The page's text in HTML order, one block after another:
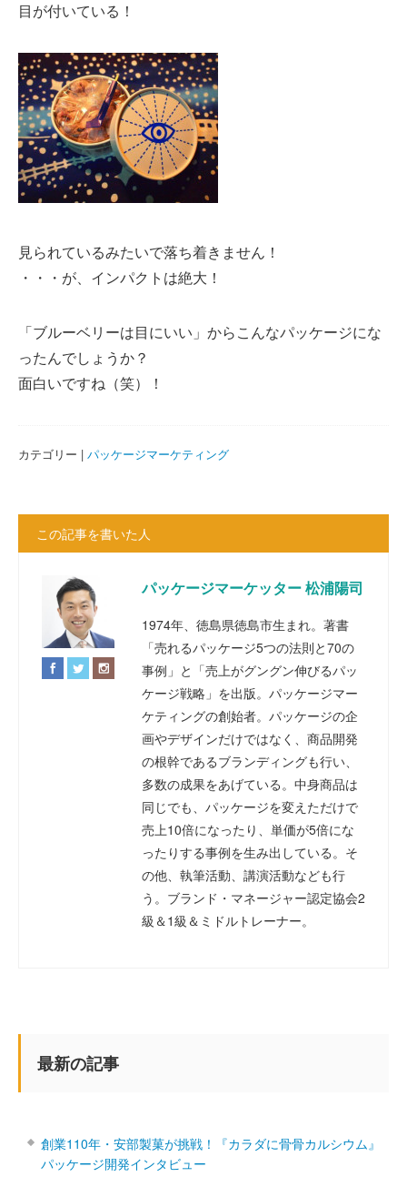
目が付いている！
見られているみたいで落ち着きません！
・・・が、インパクトは絶大！
「ブルーベリーは目にいい」からこんなパッケージにな
ったんでしょうか？
面白いですね（笑）！
カテゴリー | パッケージマーケティング
この記事を書いた人
パッケージマーケッター 松浦陽司
1974年、徳島県徳島市生まれ。著書
「売れるパッケージ5つの法則と70の
事例」と「売上がグングン伸びるパッ
ケージ戦略」を出版。パッケージマー
ケティングの創始者。パッケージの企
画やデザインだけではなく、商品開発
の根幹であるブランディングも行い、
多数の成果をあげている。中身商品は
同じでも、パッケージを変えただけで
売上10倍になったり、単価が5倍にな
ったりする事例を生み出している。そ
の他、執筆活動、講演活動なども行
う。ブランド・マネージャー認定協会2
級＆1級＆ミドルトレーナー。
最新の記事
創業110年・安部製菓が挑戦！『カラダに骨骨カルシウム』
パッケージ開発インタビュー